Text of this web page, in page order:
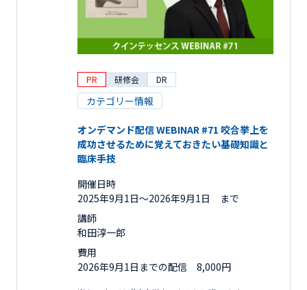
PR 研修会 DR
カテゴリー情報
オンデマンド配信 WEBINAR #71 咬合挙上を
成功させるために覚えておきたい基礎知識と
臨床手技
開催日時
2025年9月1日〜2026年9月1日 まで
講師
和田淳一郎
費用
2026年9月1日までの配信 8,000円